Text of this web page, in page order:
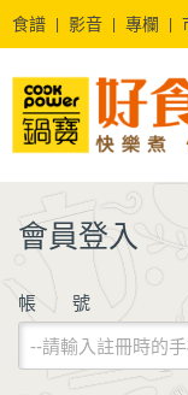
食譜 影音 專欄
會員登入
帳 號